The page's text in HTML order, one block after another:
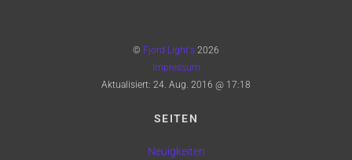
© Fjord Light's 2026
Impressum
Aktualisiert: 24. Aug. 2016 @ 17:18
SEITEN
Neuigkeiten